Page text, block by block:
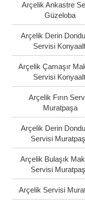
Arçelik Ankastre
Güzeloba
Arçelik Derin
Servisi
Arçelik Çamaşır
Servisi
Arçelik Fırın
Muratpaşa
Arçelik Derin
Servisi
Arçelik Bulaşık
Servisi
Arçelik Servisi